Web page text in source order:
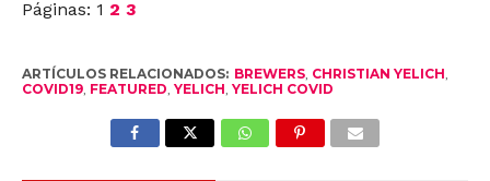
Páginas: 1 2 3
ARTÍCULOS RELACIONADOS: BREWERS, CHRISTIAN YELICH
COVID19, FEATURED YELICH YELICH COVID